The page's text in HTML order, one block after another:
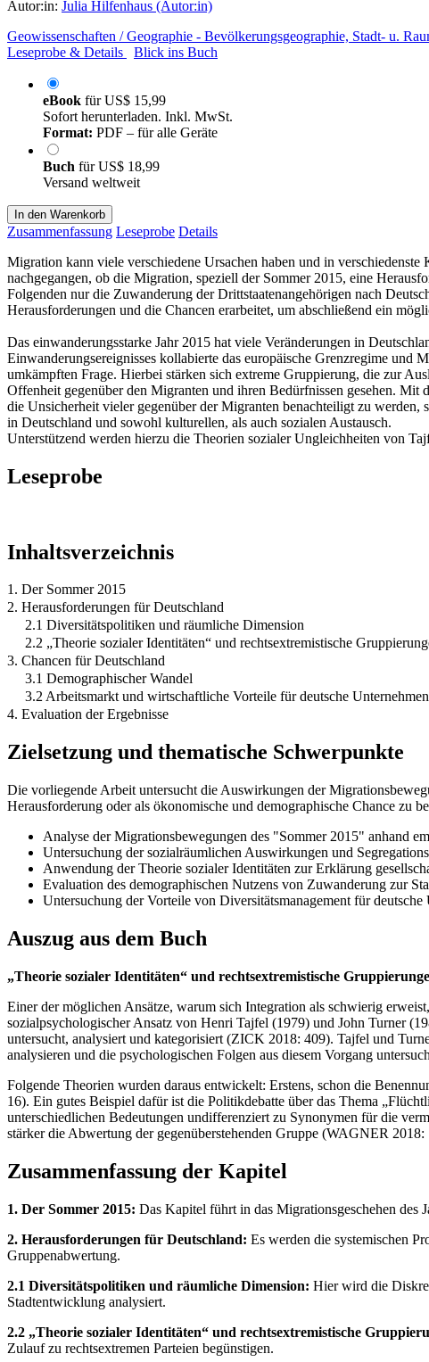
Autor:in: Julia Hilfenhaus (Autor:in)
Geowissenschaften / Geographie - Bevölkerungsgeographie, Stadt- u.
Leseprobe & Details
Blick ins Buch
eBook fürUS$ 15,99
Sofort herunterladen. Inkl. MwSt.
Format: PDF – für alle Geräte
Buch fürUS$ 18,99
Versand weltweit
In den Warenkorb
Zusammenfassung Leseprobe Details
Migration kann viele verschiedene Ursachen haben und in
nachgegangen, ob die Migration, speziell der Sommer 2015, eine
Folgenden nur die Zuwanderung der Drittstaatenangehörigen nach
Herausforderungen und die Chancen erarbeitet, um abschließend ein
Das einwanderungsstarke Jahr 2015 hat viele Veränderungen in
Einwanderungsereignisses kollabierte das europäische Grenzregime
umkämpften Frage. Hierbei stärken sich extreme Gruppierung, die zur
Offenheit gegenüber den Migranten und ihren Bedürfnissen gesehen. Mit
die Unsicherheit vieler gegenüber der Migranten benachteiligt zu
in Deutschland und sowohl kulturellen, als auch sozialen Austausch.
Unterstützend werden hierzu die Theorien sozialer Ungleichheiten von
Leseprobe
Inhaltsverzeichnis
1. Der Sommer 2015
2. Herausforderungen für Deutschland
2.1 Diversitätspolitiken und räumliche Dimension
2.2 „Theorie sozialer Identitäten“ und rechtsextremistische
3. Chancen für Deutschland
3.1 Demographischer Wandel
3.2 Arbeitsmarkt und wirtschaftliche Vorteile für deutsche Unternehmen
4. Evaluation der Ergebnisse
Zielsetzung und thematische Schwerpunkte
Die vorliegende Arbeit untersucht die Auswirkungen der
Herausforderung oder als ökonomische und demographische Chance zu
Analyse der Migrationsbewegungen des "Sommer 2015" anhand
Untersuchung der sozialräumlichen Auswirkungen und
Anwendung der Theorie sozialer Identitäten zur Erklärung
Evaluation des demographischen Nutzens von Zuwanderung zur
Untersuchung der Vorteile von Diversitätsmanagement für deutsche
Auszug aus dem Buch
„Theorie sozialer Identitäten“ und rechtsextremistische
Einer der möglichen Ansätze, warum sich Integration als schwierig
sozialpsychologischer Ansatz von Henri Tajfel (1979) und John Turner
untersucht, analysiert und kategorisiert (ZICK 2018: 409). Tajfel und
analysieren und die psychologischen Folgen aus diesem Vorgang
Folgende Theorien wurden daraus entwickelt: Erstens, schon die
16). Ein gutes Beispiel dafür ist die Politikdebatte über das Thema
unterschiedlichen Bedeutungen undifferenziert zu Synonymen für die
stärker die Abwertung der gegenüberstehenden Gruppe (WAGNER 2018:
Zusammenfassung der Kapitel
1. Der Sommer 2015: Das Kapitel führt in das Migrationsgeschehen des
2. Herausforderungen für Deutschland: Es werden die systemischen
Gruppenabwertung.
2.1 Diversitätspolitiken und räumliche Dimension: Hier wird die
Stadtentwicklung analysiert.
2.2 „Theorie sozialer Identitäten“ und rechtsextremistische
Zulauf zu rechtsextremen Parteien begünstigen.